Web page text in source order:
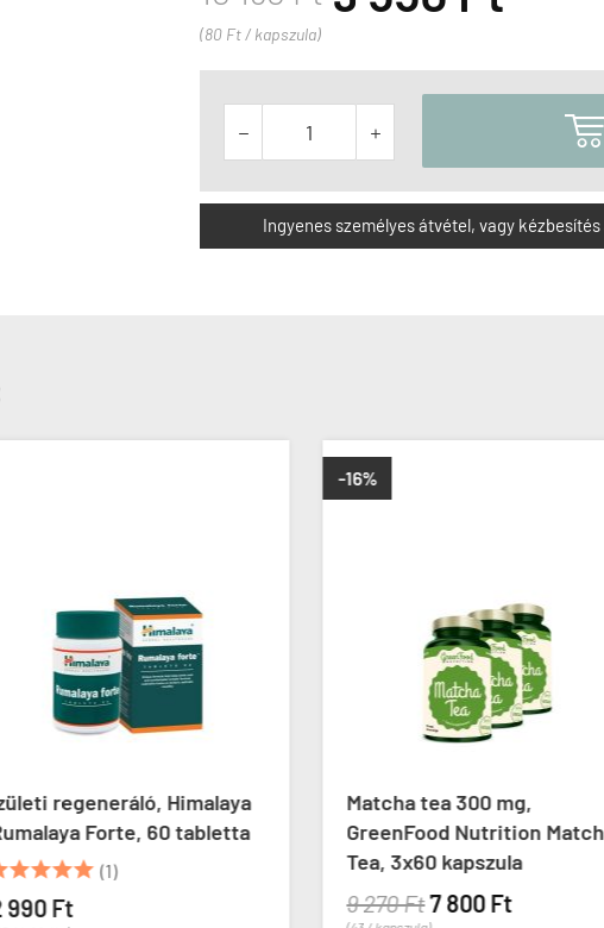
(80 Ft / kapszula)
  
Ingyenes személyes átvétel, vagy
regeneráló, Himalaya
Forte, 60 tabletta
(1)
990 Ft
-16%
Matcha tea 300 mg,
GreenFood Nutrition
Tea, 3x60 kapszula
9 270 Ft 7 800 Ft